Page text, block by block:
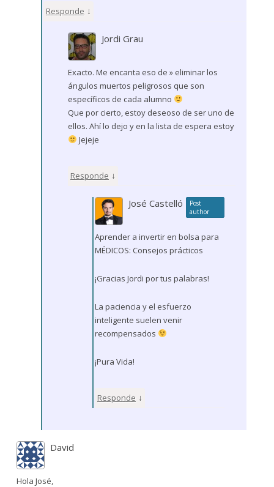
Responde ↓
Jordi Grau
Exacto. Me encanta eso de » eliminar los
ángulos muertos peligrosos que son
específicos de cada alumno
Que por cierto, estoy deseoso de ser uno de
ellos. Ahí lo dejo y en la lista de espera estoy
Jejeje
Responde ↓
José Castelló
Post
author
Aprender a invertir en bolsa para
MÉDICOS: Consejos prácticos
¡Gracias Jordi por tus palabras!
La paciencia y el esfuerzo
inteligente suelen venir
recompensados
¡Pura Vida!
Responde ↓
David
Hola José,